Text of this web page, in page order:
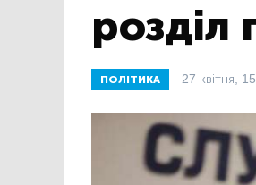
розділ
ПОЛІТИКА 27 квітня,